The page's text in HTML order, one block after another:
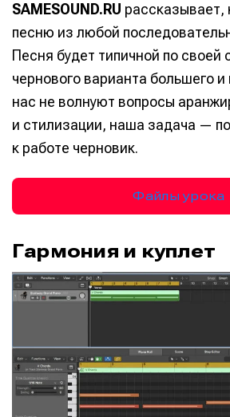
SAMESOUND.RU рассказывает,
песню из любой
Песня будет типичной по своей
чернового варианта большего
нас не волнуют вопросы
и стилизации, наша задача —
к работе черновик.
Файлы урока
Гармония и куплет